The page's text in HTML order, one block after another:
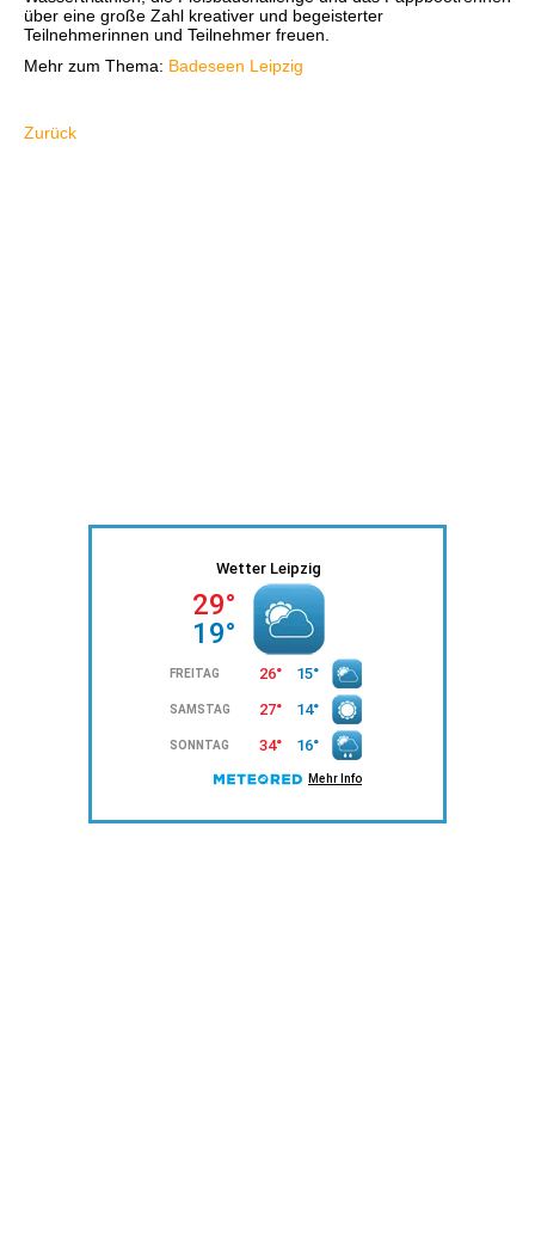
über eine große Zahl kreativer und begeisterter
Teilnehmerinnen und Teilnehmer freuen.
Mehr zum Thema: Badeseen Leipzig
Zurück